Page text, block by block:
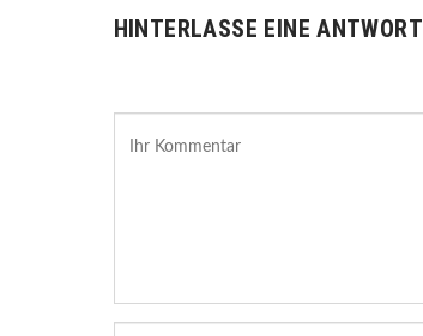
HINTERLASSE EINE ANTWORT